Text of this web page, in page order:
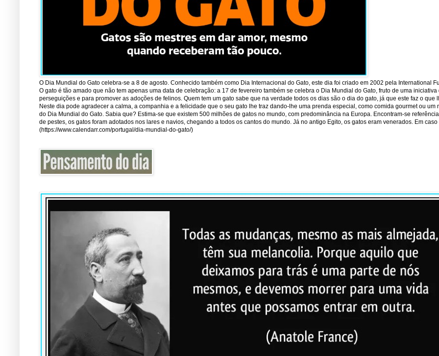
O Dia Mundial do Gato celebra-se a 8 de agosto. Conhecido também como Dia Internacional do Gato, este dia foi criado em 2002 pela International
O gato é tão amado que não tem apenas uma data de celebração: a 17 de fevereiro também se celebra o Dia Mundial do Gato, fruto de uma
perseguições e para promover as adoções de felinos. Quem tem um gato sabe que na verdade todos os dias são o dia do gato, já que este faz o
Neste dia pode agradecer a calma, a companhia e a felicidade que o seu gato lhe traz dando-lhe uma prenda especial, como comida gourmet ou
do Dia Mundial do Gato. Sabia que? Estima-se que existem 500 milhões de gatos no mundo, com predominância na Europa. Encontram-se
de pestes, os gatos foram adotados nos lares e navios, chegando a todos os cantos do mundo. Já no antigo Egito, os gatos eram venerados. Em
(https://www.calendarr.com/portugal/dia-mundial-do-gato/)